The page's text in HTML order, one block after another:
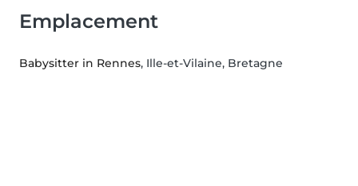
Emplacement
Babysitter in Rennes, Ille-et-Vilaine, Bretagne